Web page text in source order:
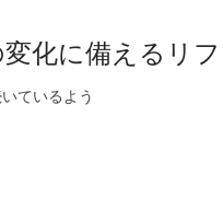
化に備えるリ
ているよう